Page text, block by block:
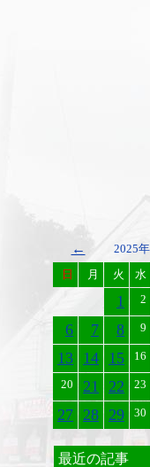
← 2025
日 月 火 水
1 2
6
7 8 9
13 14 15 16
20 21 22 23
27 28 29 30
最近の記事